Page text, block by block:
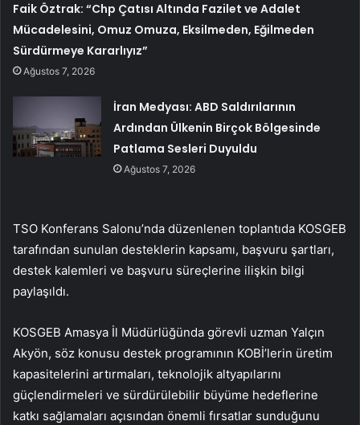
Faik Öztrak: “Chp Çatısı Altında Fazilet ve Adalet
Mücadelesini, Omuz Omuza, Eksilmeden, Eğilmeden
Sürdürmeye Kararlıyız”
Ağustos 7, 2026
İran Medyası: ABD Saldırılarının
Ardından Ülkenin Birçok Bölgesinde
Patlama Sesleri Duyuldu
Ağustos 7, 2026
TSO Konferans Salonu’nda düzenlenen toplantıda KOSGEB
tarafından sunulan desteklerin kapsamı, başvuru şartları,
destek kalemleri ve başvuru süreçlerine ilişkin bilgi
paylaşıldı.
KOSGEB Amasya İl Müdürlüğünda görevli uzman Yalçın
Akyön, söz konusu destek programının KOBİ’lerin üretim
kapasitelerini artırmaları, teknolojik altyapılarını
güçlendirmeleri ve sürdürülebilir büyüme hedeflerine
katkı sağlamaları açısından önemli fırsatlar sunduğunu